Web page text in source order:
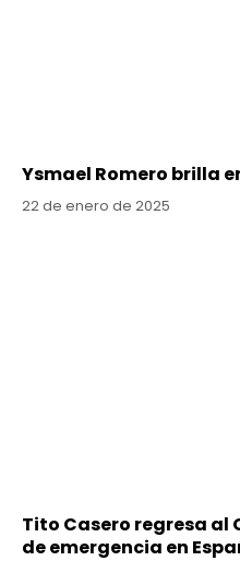
Ysmael Romero brilla
22 de enero de 2025
Tito Casero regresa al
de emergencia en